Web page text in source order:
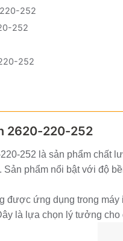
252
252
252
2620-220-252
252 là sản phẩm chất
phẩm nổi bật với độ
được ứng dụng trong máy
là lựa chọn lý tưởng